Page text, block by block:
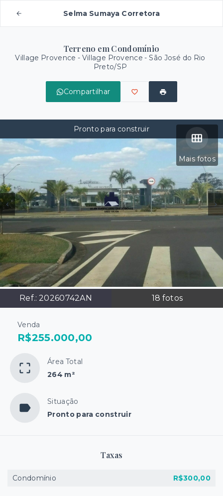
Selma Sumaya Corretora
Terreno em Condomínio
Village Provence - Village Provence - São José do Rio
Preto/SP
Compartilhar
Mais fotos
Ref.: 20260742AN 18 fotos
Pronto para construir
Venda
R$255.000,00
Área Total
264 m²
Situação
Pronto para construir
Taxas
Condomínio R$300,00